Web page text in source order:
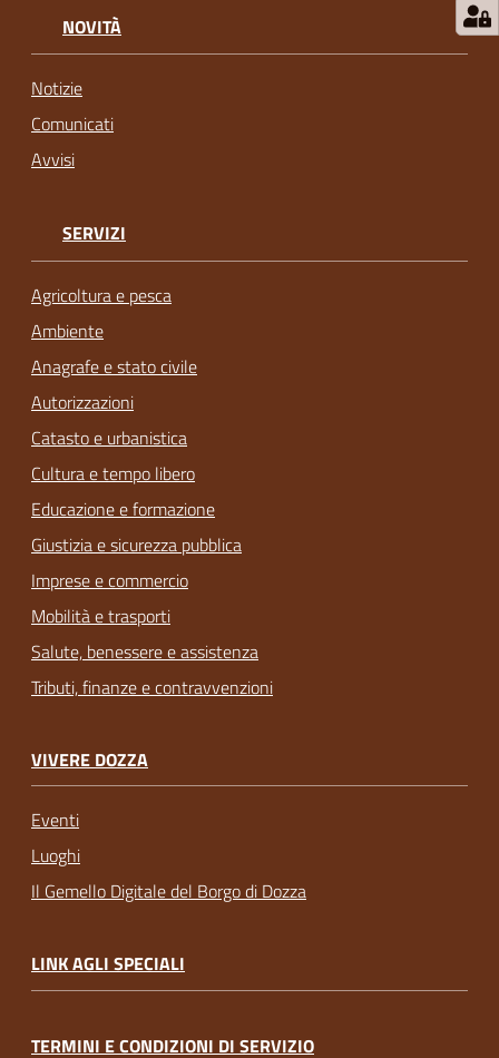
NOVITÀ
Notizie
Comunicati
Avvisi
SERVIZI
Agricoltura e pesca
Ambiente
Anagrafe e stato civile
Autorizzazioni
Catasto e urbanistica
Cultura e tempo libero
Educazione e formazione
Giustizia e sicurezza pubblica
Imprese e commercio
Mobilità e trasporti
Salute, benessere e assistenza
Tributi, finanze e contravvenzioni
VIVERE DOZZA
Eventi
Luoghi
Il Gemello Digitale del Borgo di Dozza
LINK AGLI SPECIALI
TERMINI E CONDIZIONI DI SERVIZIO